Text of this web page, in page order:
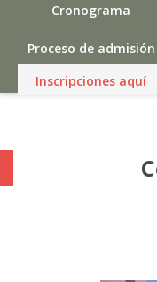
Cronograma
Proceso de admisión
Inscripciones aquí